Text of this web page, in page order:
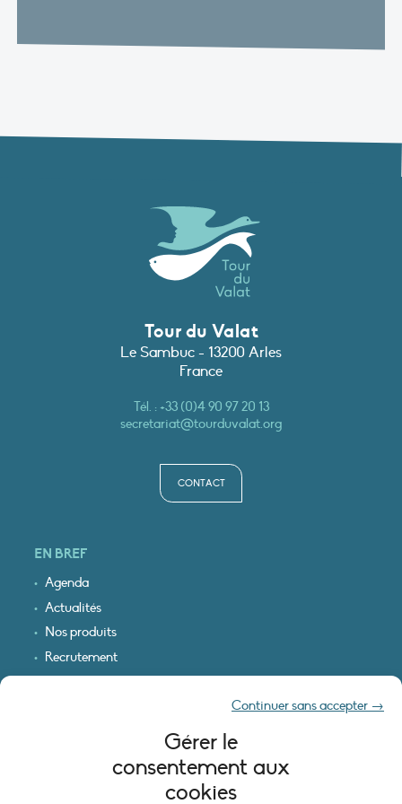
Gérer le
consentement aux
cookies
Continuer sans accepter →
Tour du Valat
Le Sambuc - 13200 Arles
France
Tél. :+33 (0)4 90 97 20 13
secretariat@tourduvalat.org
CONTACT
EN BREF
Agenda
Actualités
Nos produits
Recrutement
INFORMATIONS LÉGALES
Mentions légales